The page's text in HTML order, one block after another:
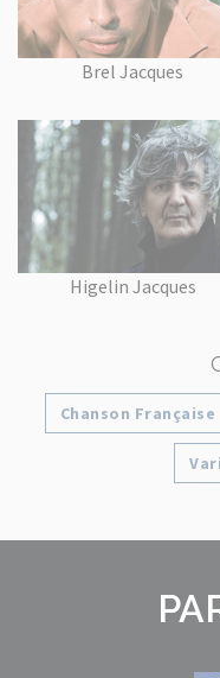
Brel Jacques
Higelin Jacques
Chanson Française